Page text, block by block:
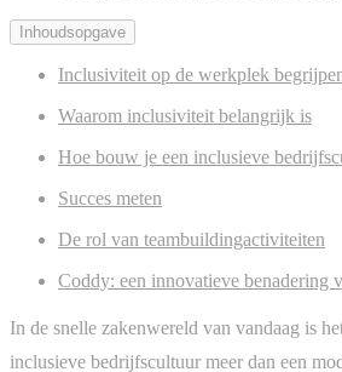
Inhoudsopgave
Inclusiviteit op de werkplek
Waarom inclusiviteit belangrijk is
Hoe bouw je een inclusieve
Succes meten
De rol van teambuildingactiviteiten
Coddy: een innovatieve benadering
In de snelle zakenwereld van vandaag is
inclusieve bedrijfscultuur meer dan een